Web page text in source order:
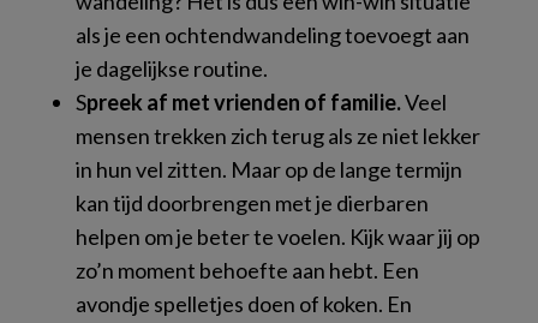
als je een ochtendwandeling toevoegt aan
je dagelijkse routine.
Spreek af met vrienden of familie.Veel
mensen trekken zich terug als ze niet lekker
in hun vel zitten. Maar op de lange termijn
kan tijd doorbrengen met je dierbaren
helpen om je beter te voelen. Kijk waar jij op
zo’n moment behoefte aan hebt. Een
avondje spelletjes doen of koken. En